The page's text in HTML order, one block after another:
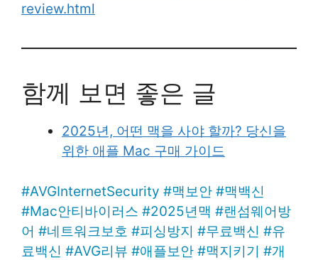
review.html
함께 보면 좋은 글
2025년, 어떤 맥을 사야 할까? 당신을
위한 애플 Mac 구매 가이드
#AVGInternetSecurity #맥보안 #맥백신
#Mac안티바이러스 #2025년맥 #랜섬웨어방
어 #네트워크보호 #피싱방지 #무료백신 #유
료백신 #AVG리뷰 #애플보안 #맥지키기 #개